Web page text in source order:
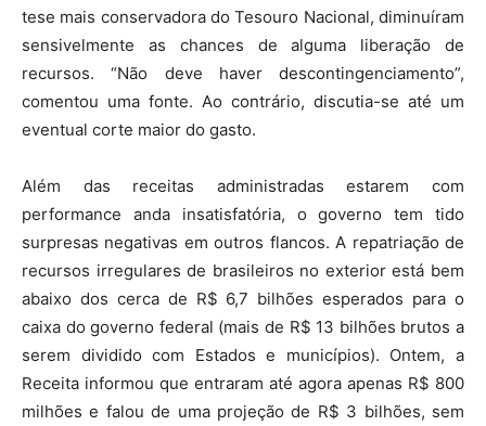
tese mais conservadora do Tesouro Nacional, diminuíram
sensivelmente as chances de alguma liberação de
recursos. “Não deve haver descontingenciamento”,
comentou uma fonte. Ao contrário, discutia-se até um
eventual corte maior do gasto.
Além das receitas administradas estarem com
performance anda insatisfatória, o governo tem tido
surpresas negativas em outros flancos. A repatriação de
recursos irregulares de brasileiros no exterior está bem
abaixo dos cerca de R$ 6,7 bilhões esperados para o
caixa do governo federal (mais de R$ 13 bilhões brutos a
serem dividido com Estados e municípios). Ontem, a
Receita informou que entraram até agora apenas R$ 800
milhões e falou de uma projeção de R$ 3 bilhões, sem